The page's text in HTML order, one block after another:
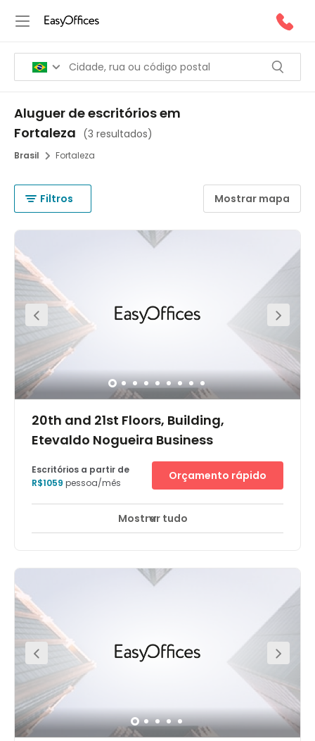
Aluguer de escritórios em
Fortaleza (3 resultados)
Brasil Fortaleza
Filtros Mostrar mapa
20th and 21st Floors, Building,
Etevaldo Nogueira Business
Monitorização CCTV 24 horas + 10 mais
o mar, no bairro financeiro e comercial Meireles.
Localizado no 20º e 21º andar do Edifício Etevaldo
que apresenta um belo design exterior contemporâneo
em vidro e está estratégicamente posicionado em um
endereço de destaque, na Avenida Dom Luiz, uma das
principais regiões comerciais da cidade, com diversos
bancos entre outros negócios. A BR116, rodovia mais
importante do Brasil, começa em Fortaleza e cruza
quase todo o País. A cidade possui uma economia
diversificada, um forte setor de serviços, produção e
indústria, além do turismo, setor que desempenha um
importante papel para o crecimento contínuo da
economia da região. O centro oferece também fácil
Escritórios a partir de
R$1059 pessoa/mês
Orçamento rápido
Mostrar tudo